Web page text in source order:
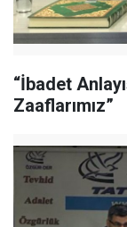
“İbadet
Zaaflarımız”